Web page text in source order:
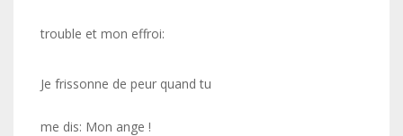
trouble et mon effroi:
Je frissonne de peur quand tu
me dis: Mon ange !